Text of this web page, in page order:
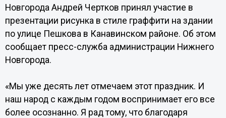
Новгорода Андрей Чертков принял участие в
презентации рисунка в стиле граффити на здании
по улице Пешкова в Канавинском районе. Об этом
сообщает пресс-служба администрации Нижнего
Новгорода.
«Мы уже десять лет отмечаем этот праздник. И
наш народ с каждым годом воспринимает его все
более осознанно. Я рад тому, что благодаря